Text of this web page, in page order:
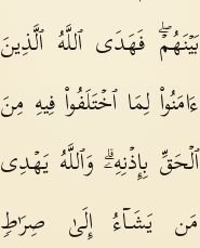
بَیۡنَهُمۡۖ فَهَدَى ٱللَّهُ ٱلَّذِینَ
ءَامَنُوا۟ لِمَا ٱخۡتَلَفُوا۟ فِیهِ مِنَ
ٱلۡحَقِّ بِإِذۡنِهِۦۗ وَٱللَّهُ یَهۡدِی
مَن یَشَاۤءُ إِلَىٰ صِرَ ٰ⁠طࣲ